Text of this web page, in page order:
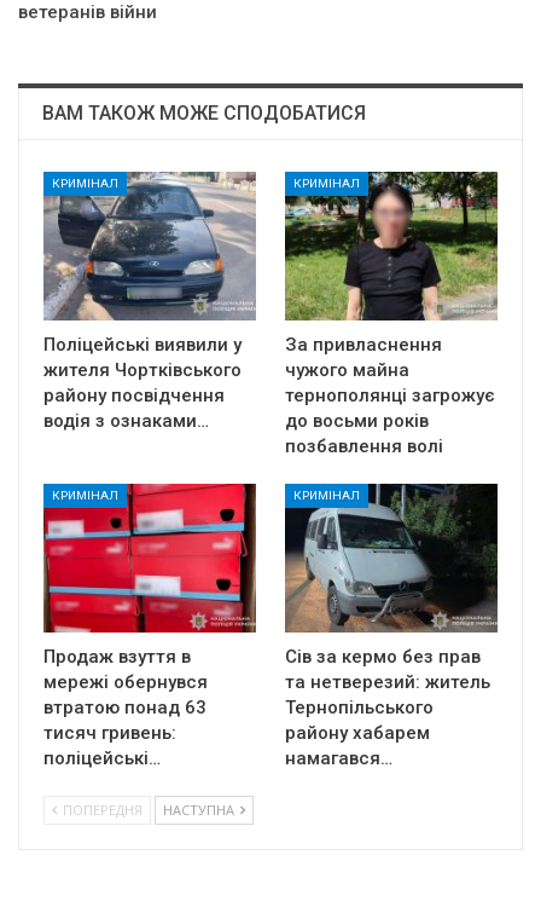
ветеранів війни
ВАМ ТАКОЖ МОЖЕ СПОДОБАТИСЯ
КРИМІНАЛ
Поліцейські виявили у
жителя Чортківського
району посвідчення
водія з ознаками…
КРИМІНАЛ
За привласнення
чужого майна
тернополянці загрожує
до восьми років
позбавлення волі
КРИМІНАЛ
Продаж взуття в
мережі обернувся
втратою понад 63
тисяч гривень:
поліцейські…
КРИМІНАЛ
Сів за кермо без прав
та нетверезий: житель
Тернопільського
району хабарем
намагався…
ПОПЕРЕДНЯ НАСТУПНА